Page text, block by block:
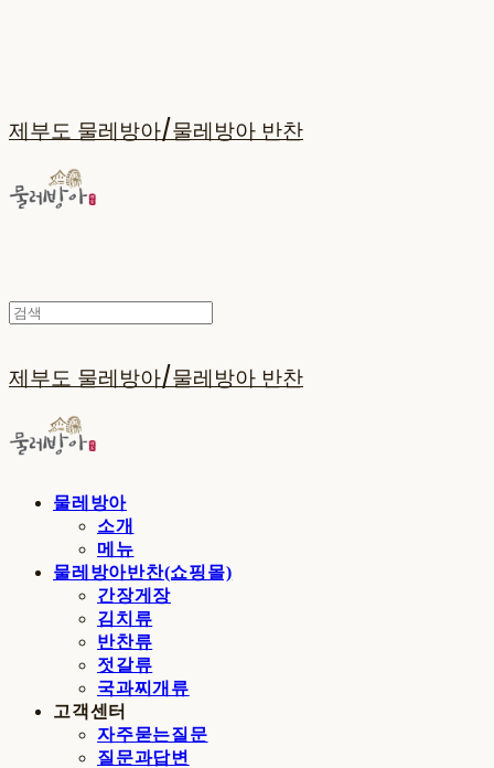
제부도 물레방아/물레방아 반찬
제부도 물레방아/물레방아 반찬
물레방아
소개
메뉴
물레방아반찬(쇼핑몰)
간장게장
김치류
반찬류
젓갈류
국과찌개류
고객센터
자주묻는질문
질문과답변